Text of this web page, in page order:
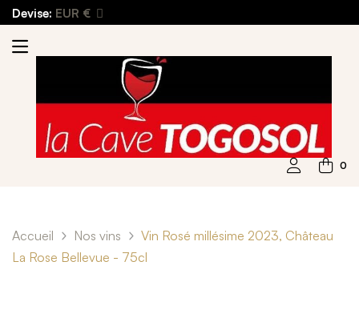
Devise: EUR €
0
Accueil Nos vins
Vin Rosé millésime 2023, Château
La Rose Bellevue - 75cl